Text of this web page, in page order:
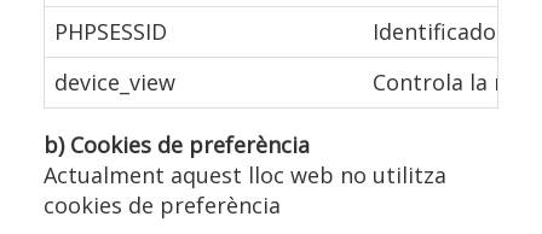
PHPSESSID
Identificador de
device_view
Controla la
b) Cookies de preferència
Actualment aquest lloc web no utilitza
cookies de preferència